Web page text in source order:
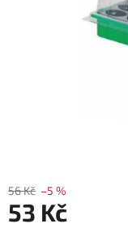
56 Kč –5 %
53 Kč